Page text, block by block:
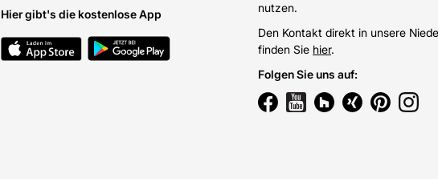
Hier gibt's die kostenlose App
nutzen.
Den Kontakt direkt in unsere
finden Sie hier.
Folgen Sie uns auf: